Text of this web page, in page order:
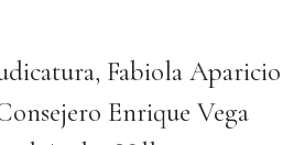
Fabiola Aparicio
Enrique Vega